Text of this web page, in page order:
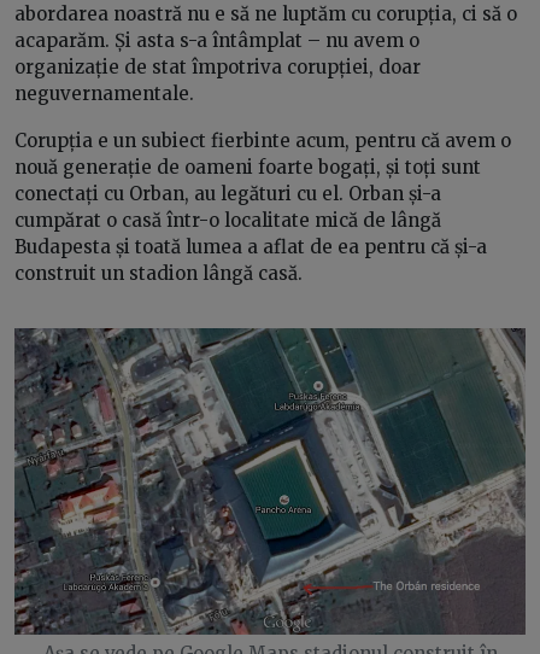
abordarea noastră nu e să ne luptăm cu corupția, ci să o
acaparăm. Și asta s-a întâmplat – nu avem o
organizație de stat împotriva corupției, doar
neguvernamentale.
Corupția e un subiect fierbinte acum, pentru că avem o
nouă generație de oameni foarte bogați, și toți sunt
conectați cu Orban, au legături cu el. Orban și-a
cumpărat o casă într-o localitate mică de lângă
Budapesta și toată lumea a aflat de ea pentru că și-a
construit un stadion lângă casă.